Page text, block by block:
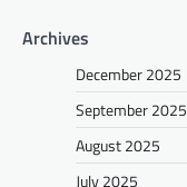
Archives
December 2025
September 2025
August 2025
July 2025